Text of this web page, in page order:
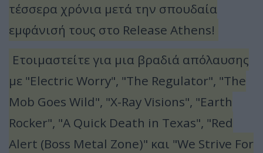
τέσσερα χρόνια μετά την σπουδαία
εμφάνισή τους στο Release Athens!
Ετοιμαστείτε για μια βραδιά απόλαυσης
με "Electric Worry", "The Regulator", "The
Mob Goes Wild", "X-Ray Visions", "Earth
Rocker", "A Quick Death in Texas", "Red
Alert (Boss Metal Zone)" και "We Strive For